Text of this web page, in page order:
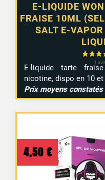
E-LIQUIDE
FRAISE 10ML
SALT E-
E-liquide tarte
nicotine, dispo en 10
Prix moyens
4,50 €